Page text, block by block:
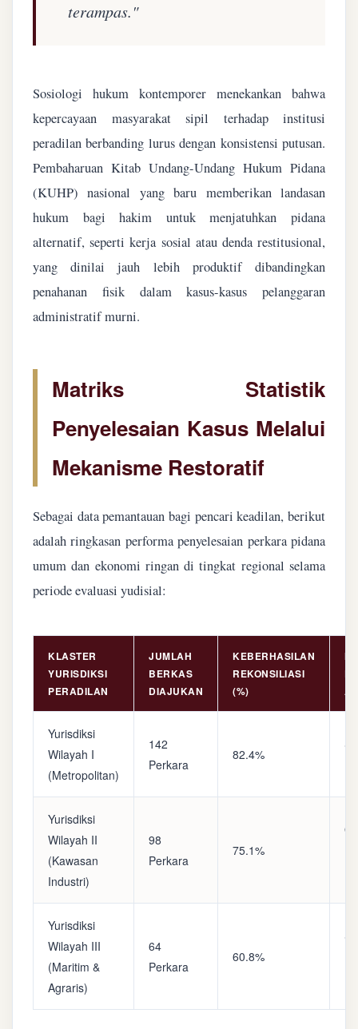
terampas."
Sosiologi hukum kontemporer menekankan bahwa
kepercayaan masyarakat sipil terhadap institusi
peradilan berbanding lurus dengan konsistensi putusan.
Pembaharuan Kitab Undang-Undang Hukum Pidana
(KUHP) nasional yang baru memberikan landasan
hukum bagi hakim untuk menjatuhkan pidana
alternatif, seperti kerja sosial atau denda restitusional,
yang dinilai jauh lebih produktif dibandingkan
penahanan fisik dalam kasus-kasus pelanggaran
administratif murni.
Matriks Statistik
Penyelesaian Kasus Melalui
Mekanisme Restoratif
Sebagai data pemantauan bagi pencari keadilan, berikut
adalah ringkasan performa penyelesaian perkara pidana
umum dan ekonomi ringan di tingkat regional selama
periode evaluasi yudisial:
KLASTER
YURISDIKSI
PERADILAN
JUMLAH
BERKAS
DIAJUKAN
KEBERHASILAN
REKONSILIASI
(%)
Yurisdiksi
Wilayah I
(Metropolitan)
142
Perkara
82.4%
Yurisdiksi
Wilayah II
(Kawasan
Industri)
98
Perkara
75.1%
Yurisdiksi
Wilayah III
(Maritim &
Agraris)
64
Perkara
60.8%